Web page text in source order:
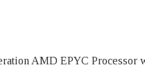
AMD EPYC Processor